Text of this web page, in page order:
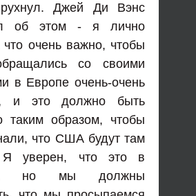
Джей Ди Вэнс
об этом - я лично
что очень важно, чтобы
со своими
в Европе очень-очень
и это должно быть
таким образом, чтобы
что США будут там
Я уверен, что это в
но мы должны